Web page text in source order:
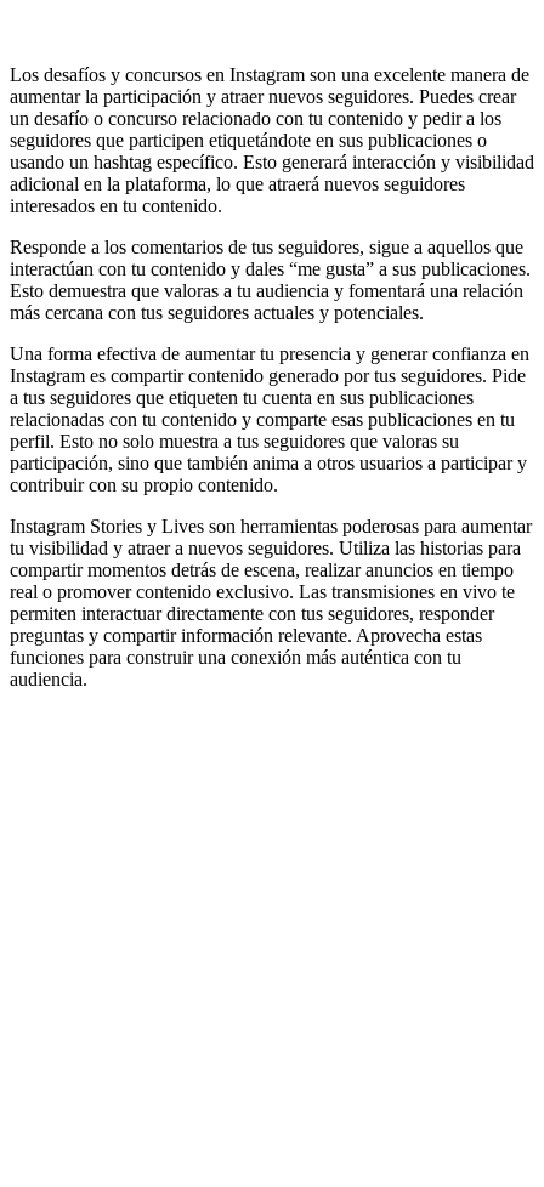
Los desafíos y concursos en Instagram son una excelente manera de
aumentar la participación y atraer nuevos seguidores. Puedes crear
un desafío o concurso relacionado con tu contenido y pedir a los
seguidores que participen etiquetándote en sus publicaciones o
usando un hashtag específico. Esto generará interacción y visibilidad
adicional en la plataforma, lo que atraerá nuevos seguidores
interesados en tu contenido.
Responde a los comentarios de tus seguidores, sigue a aquellos que
interactúan con tu contenido y dales “me gusta” a sus publicaciones.
Esto demuestra que valoras a tu audiencia y fomentará una relación
más cercana con tus seguidores actuales y potenciales.
Una forma efectiva de aumentar tu presencia y generar confianza en
Instagram es compartir contenido generado por tus seguidores. Pide
a tus seguidores que etiqueten tu cuenta en sus publicaciones
relacionadas con tu contenido y comparte esas publicaciones en tu
perfil. Esto no solo muestra a tus seguidores que valoras su
participación, sino que también anima a otros usuarios a participar y
contribuir con su propio contenido.
Instagram Stories y Lives son herramientas poderosas para aumentar
tu visibilidad y atraer a nuevos seguidores. Utiliza las historias para
compartir momentos detrás de escena, realizar anuncios en tiempo
real o promover contenido exclusivo. Las transmisiones en vivo te
permiten interactuar directamente con tus seguidores, responder
preguntas y compartir información relevante. Aprovecha estas
funciones para construir una conexión más auténtica con tu
audiencia.